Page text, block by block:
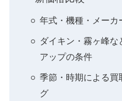
年式・機種・メーカ
ダイキン・霧ヶ峰
アップの条件
季節・時期による買
グ